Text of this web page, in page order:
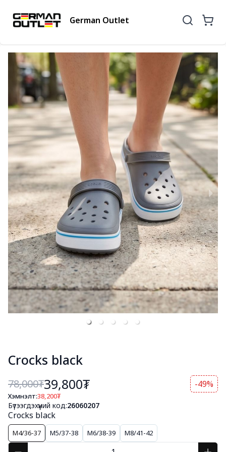
German Outlet
Crocks black
78,000₮39,800₮ -49%
Хэмнэлт:38,200₮
Бүтээгдэхүүний код:26060207
Crocks black
M4/36-37 M5/37-38 M6/38-39 M8/41-42